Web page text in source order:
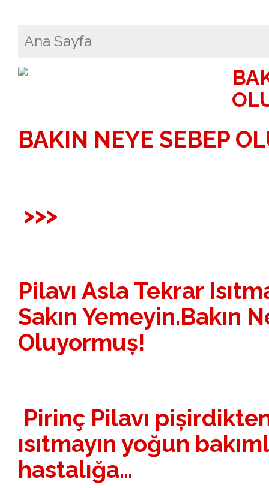
Ana Sayfa
BAKIN NEYE SEBEP
>>>
Pilavı Asla Tekrar
Sakın Yemeyin.Bakın
Oluyormuș!
Pirinç Pilavı
ısıtmayın yoğun
hastalığa…